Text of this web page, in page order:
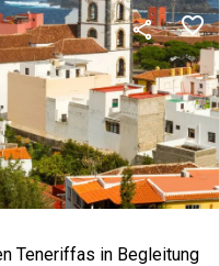
Teneriffas in Begleitung